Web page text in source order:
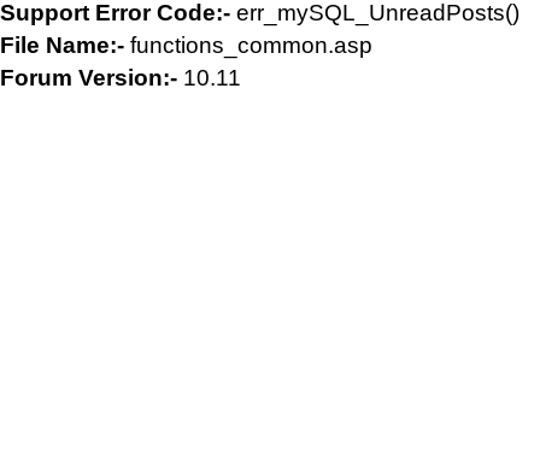
Support Error Code:- err_mySQL_UnreadPosts()
File Name:- functions_common.asp
Forum Version:- 10.11